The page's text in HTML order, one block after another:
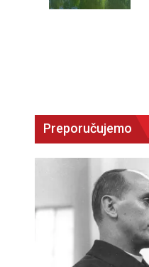
Preporučujemo